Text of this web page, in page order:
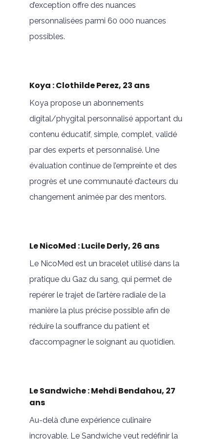
d’exception offre des nuances
personnalisées parmi 60 000 nuances
possibles.
Koya : Clothilde Perez, 23 ans
Koya propose un abonnements
digital/phygital personnalisé apportant du
contenu éducatif, simple, complet, validé
par des experts et personnalisé. Une
évaluation continue de l’empreinte et des
progrès et une communauté d’acteurs du
changement animée par des mentors.
Le NicoMed : Lucile Derly, 26 ans
Le NicoMed est un bracelet utilisé dans la
pratique du Gaz du sang, qui permet de
repérer le trajet de l’artère radiale de la
manière la plus précise possible afin de
réduire la souffrance du patient et
d’accompagner le soignant au quotidien.
Le Sandwiche : Mehdi Bendahou, 27
ans
Au-delà d’une expérience culinaire
incroyable, Le Sandwiche veut redéfinir la